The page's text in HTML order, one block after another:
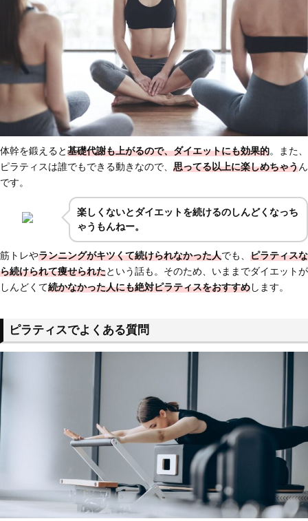
体幹を鍛えると基礎代謝も上がるので、ダイエットにも効果的。また、
ピラティスは誰でもできる動きなので、 思ってる以上に楽しめちゃうん
です。
楽しくないとダイエットを続けるのしんどくなっち
ゃうもんねー。
筋トレやランニングがキツくて続けられなかった人でも、 ピラティスな
ら続けられて痩せられたという話も。そのため、いままでダイエットが
しんどくて続かなかった人にも絶対ピラティスをおすすめします。
ピラティスでよくある質問